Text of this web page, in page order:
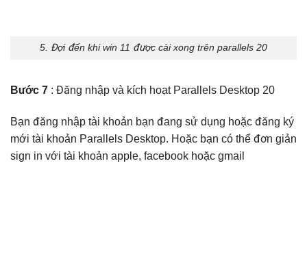
5. Đợi đến khi win 11 được cài xong trên parallels 20
Bước 7 : Đăng nhập và kích hoạt Parallels Desktop 20
Bạn đăng nhập tài khoản bạn đang sử dụng hoặc đăng ký
mới tài khoản Parallels Desktop. Hoặc bạn có thể đơn giản
sign in với tài khoản apple, facebook hoặc gmail